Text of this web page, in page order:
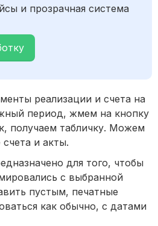
и прозрачная система
реализации и счета на
период, жмем на кнопку
получаем табличку. Можем
и акты.
для того, чтобы
с выбранной
пустым, печатные
как обычно, с датами